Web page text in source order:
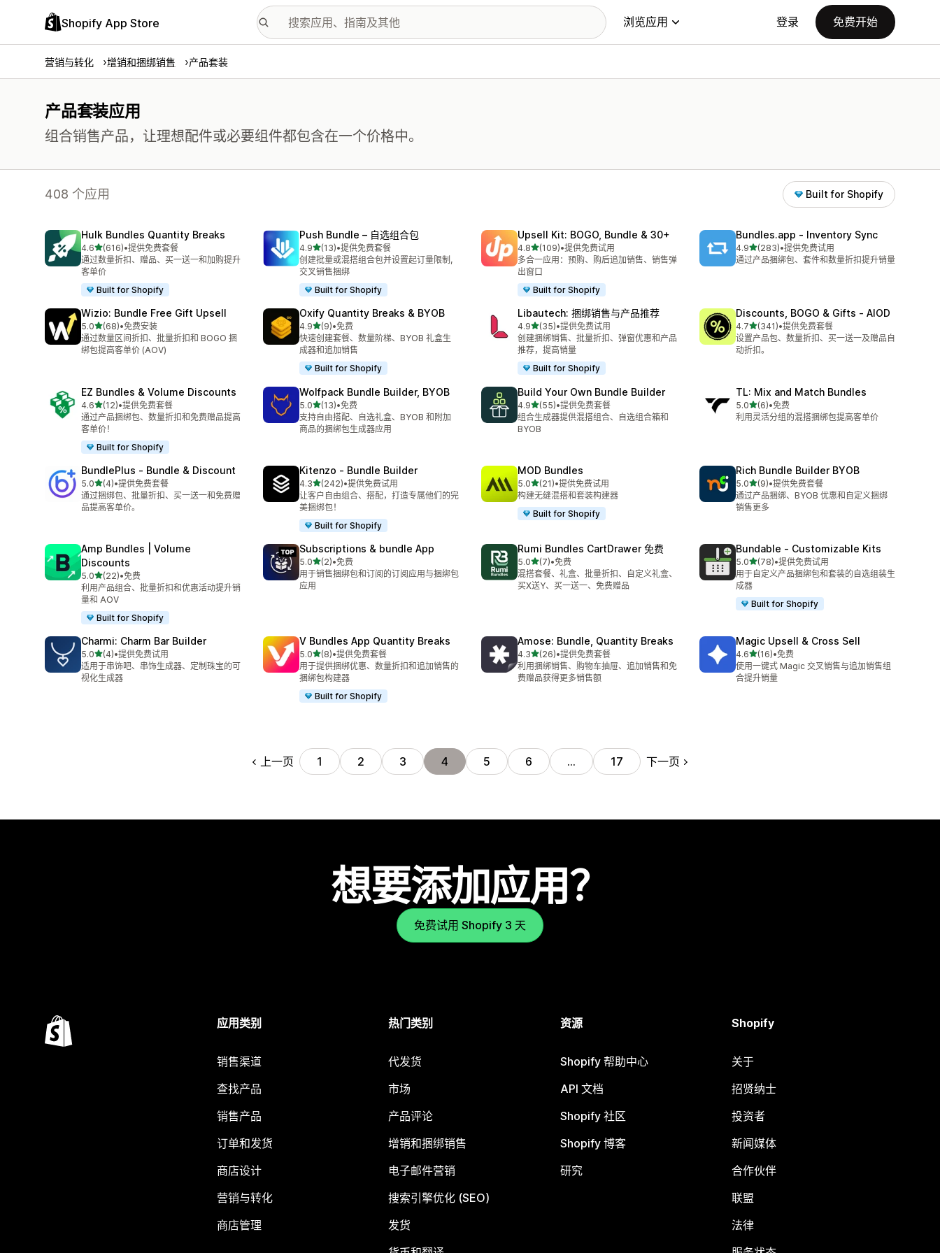
Shopify App Store 浏览应用 登录 免费开始
营销与转化 增销和捆绑销售 产品套装
产品套装应用
组合销售产品，让理想配件或必要组件都包含在一个价格中。
408 个应用 Built for Shopify
Hulk Bundles Quantity Breaks
4.6星（满分 5 星）
(616)
总共 616 条评论
•提供免费套餐
通过数量折扣、赠品、买一送一和加购提升
客单价
Built for Shopify
Push Bundle – 自选组合包
4.9星（满分 5 星）
(13)
总共 13 条评论
•提供免费套餐
创建批量或混搭组合包并设置起订量限制,
交叉销售捆绑
Built for Shopify
Upsell Kit: BOGO, Bundle & 30+
4.8星（满分 5 星）
(109)
总共 109 条评论
•提供免费试用
多合一应用：预购、购后追加销售、销售弹
出窗口
Built for Shopify
Bundles.app ‑ Inventory Sync
4.9星（满分 5 星）
(283)
总共 283 条评论
•提供免费试用
通过产品捆绑包、套件和数量折扣提升销量
Wizio: Bundle Free Gift Upsell
5.0星（满分 5 星）
(68)
总共 68 条评论
•免费安装
通过数量区间折扣、批量折扣和 BOGO 捆
绑包提高客单价 (AOV)
Oxify Quantity Breaks & BYOB
4.9星（满分 5 星）
(9)
总共 9 条评论
•免费
快速创建套餐、数量阶梯、BYOB 礼盒生
成器和追加销售
Built for Shopify
Libautech: 捆绑销售与产品推荐
4.9星（满分 5 星）
(35)
总共 35 条评论
•提供免费试用
创建捆绑销售、批量折扣、弹窗优惠和产品
推荐，提高销量
Built for Shopify
Discounts, BOGO & Gifts ‑ AIOD
4.7星（满分 5 星）
(341)
总共 341 条评论
•提供免费套餐
设置产品包、数量折扣、买一送一及赠品自
动折扣。
EZ Bundles & Volume Discounts
4.6星（满分 5 星）
(12)
总共 12 条评论
•提供免费套餐
通过产品捆绑包、数量折扣和免费赠品提高
客单价！
Built for Shopify
Wolfpack Bundle Builder, BYOB
5.0星（满分 5 星）
(13)
总共 13 条评论
•免费
支持自由搭配、自选礼盒、BYOB 和附加
商品的捆绑包生成器应用
Build Your Own Bundle Builder
4.9星（满分 5 星）
(55)
总共 55 条评论
•提供免费套餐
组合生成器提供混搭组合、自选组合箱和
BYOB
TL: Mix and Match Bundles
5.0星（满分 5 星）
(6)
总共 6 条评论
•免费
利用灵活分组的混搭捆绑包提高客单价
BundlePlus ‑ Bundle & Discount
5.0星（满分 5 星）
(4)
总共 4 条评论
•提供免费套餐
通过捆绑包、批量折扣、买一送一和免费赠
品提高客单价。
Kitenzo ‑ Bundle Builder
4.3星（满分 5 星）
(242)
总共 242 条评论
•提供免费试用
让客户自由组合、搭配，打造专属他们的完
美捆绑包！
Built for Shopify
MOD Bundles
5.0星（满分 5 星）
(21)
总共 21 条评论
•提供免费试用
构建无缝混搭和套装构建器
Built for Shopify
Rich Bundle Builder BYOB
5.0星（满分 5 星）
(9)
总共 9 条评论
•提供免费套餐
通过产品捆绑、BYOB 优惠和自定义捆绑
销售更多
Amp Bundles | Volume
Discounts
5.0星（满分 5 星）
(22)
总共 22 条评论
•免费
利用产品组合、批量折扣和优惠活动提升销
量和 AOV
Built for Shopify
Subscriptions & bundle App
5.0星（满分 5 星）
(2)
总共 2 条评论
•免费
用于销售捆绑包和订阅的订阅应用与捆绑包
应用
Rumi Bundles CartDrawer 免费
5.0星（满分 5 星）
(7)
总共 7 条评论
•免费
混搭套餐、礼盒、批量折扣、自定义礼盒、
买X送Y、买一送一、免费赠品
Bundable ‑ Customizable Kits
5.0星（满分 5 星）
(78)
总共 78 条评论
•提供免费试用
用于自定义产品捆绑包和套装的自选组装生
成器
Built for Shopify
Charmi: Charm Bar Builder
5.0星（满分 5 星）
(4)
总共 4 条评论
•提供免费试用
适用于串饰吧、串饰生成器、定制珠宝的可
视化生成器
V Bundles App Quantity Breaks
5.0星（满分 5 星）
(8)
总共 8 条评论
•提供免费套餐
用于提供捆绑优惠、数量折扣和追加销售的
捆绑包构建器
Built for Shopify
Amose: Bundle, Quantity Breaks
4.3星（满分 5 星）
(26)
总共 26 条评论
•提供免费套餐
利用捆绑销售、购物车抽屉、追加销售和免
费赠品获得更多销售额
Magic Upsell & Cross Sell
4.6星（满分 5 星）
(16)
总共 16 条评论
•免费
使用一键式 Magic 交叉销售与追加销售组
合提升销量
上一页 1 2 3 4 5 6 … 17 下一页
想要添加应用？
免费试用 Shopify 3 天
应用类别
销售渠道
查找产品
销售产品
订单和发货
商店设计
营销与转化
商店管理
热门类别
代发货
市场
产品评论
增销和捆绑销售
电子邮件营销
搜索引擎优化 (SEO)
发货
资源
Shopify 帮助中心
API 文档
Shopify 社区
Shopify 博客
研究
Shopify
关于
招贤纳士
投资者
新闻媒体
合作伙伴
联盟
法律